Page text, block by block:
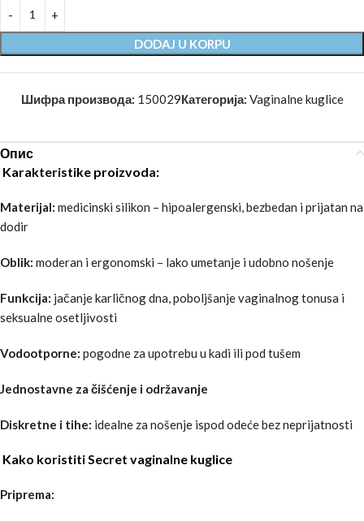
DODAJ U KORPU
Шифра производа: 150029Категорија: Vaginalne kuglice
Опис
Karakteristike proizvoda:
Materijal: medicinski silikon – hipoalergenski, bezbedan i prijatan na
dodir
Oblik: moderan i ergonomski – lako umetanje i udobno nošenje
Funkcija: jačanje karličnog dna, poboljšanje vaginalnog tonusa i
seksualne osetljivosti
Vodootporne: pogodne za upotrebu u kadi ili pod tušem
Jednostavne za čišćenje i održavanje
Diskretne i tihe: idealne za nošenje ispod odeće bez neprijatnosti
Kako koristiti Secret vaginalne kuglice
Priprema: